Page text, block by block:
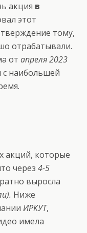
акция в
этот
тому,
отрабатывали.
от апреля 2023
с наибольшей
акций, которые
через 4-5
выросла
Ниже
ИРКУТ,
имела